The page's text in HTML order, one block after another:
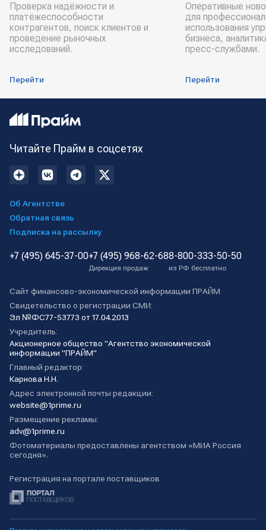
Проверка надёжности и
платёжеспособности
контрагентов, поиск клиентов и
проведение рыночных
исследований.
Перейти
Оперативные
для
использования
бизнеса,
пресс-службами.
Перейти
Читайте Прайм в соцсетях
Об Агентстве
Обратная связь
Подписка на рассылку
+7 (495) 645-37-00+7 (495) 968-62-68
Дирекция продаж
8-800-333-50-50
из РФ бесплатно
Сайт финансово-экономической информации ПРАЙМ
Свидетельство о регистрации СМИ:
Эл №ФС77-53773 от 17.04.2013
Учредитель:
Акционерное общество "Агентство экономической
информации "ПРАЙМ"
Главный редактор:
Карнова Н.Н.
Адрес электронной почты редакции:
website@1prime.ru
Размещение рекламы:
adv@1prime.ru
Фотоматериалы предоставлены агентством «МИА Россия
сегодня».
Регистрация на портале поставщиков